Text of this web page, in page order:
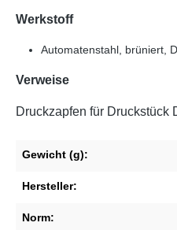
Werkstoff
Automatenstahl, brüniert,
Verweise
Druckzapfen für Druckstück
Gewicht (g):
Hersteller:
Norm: